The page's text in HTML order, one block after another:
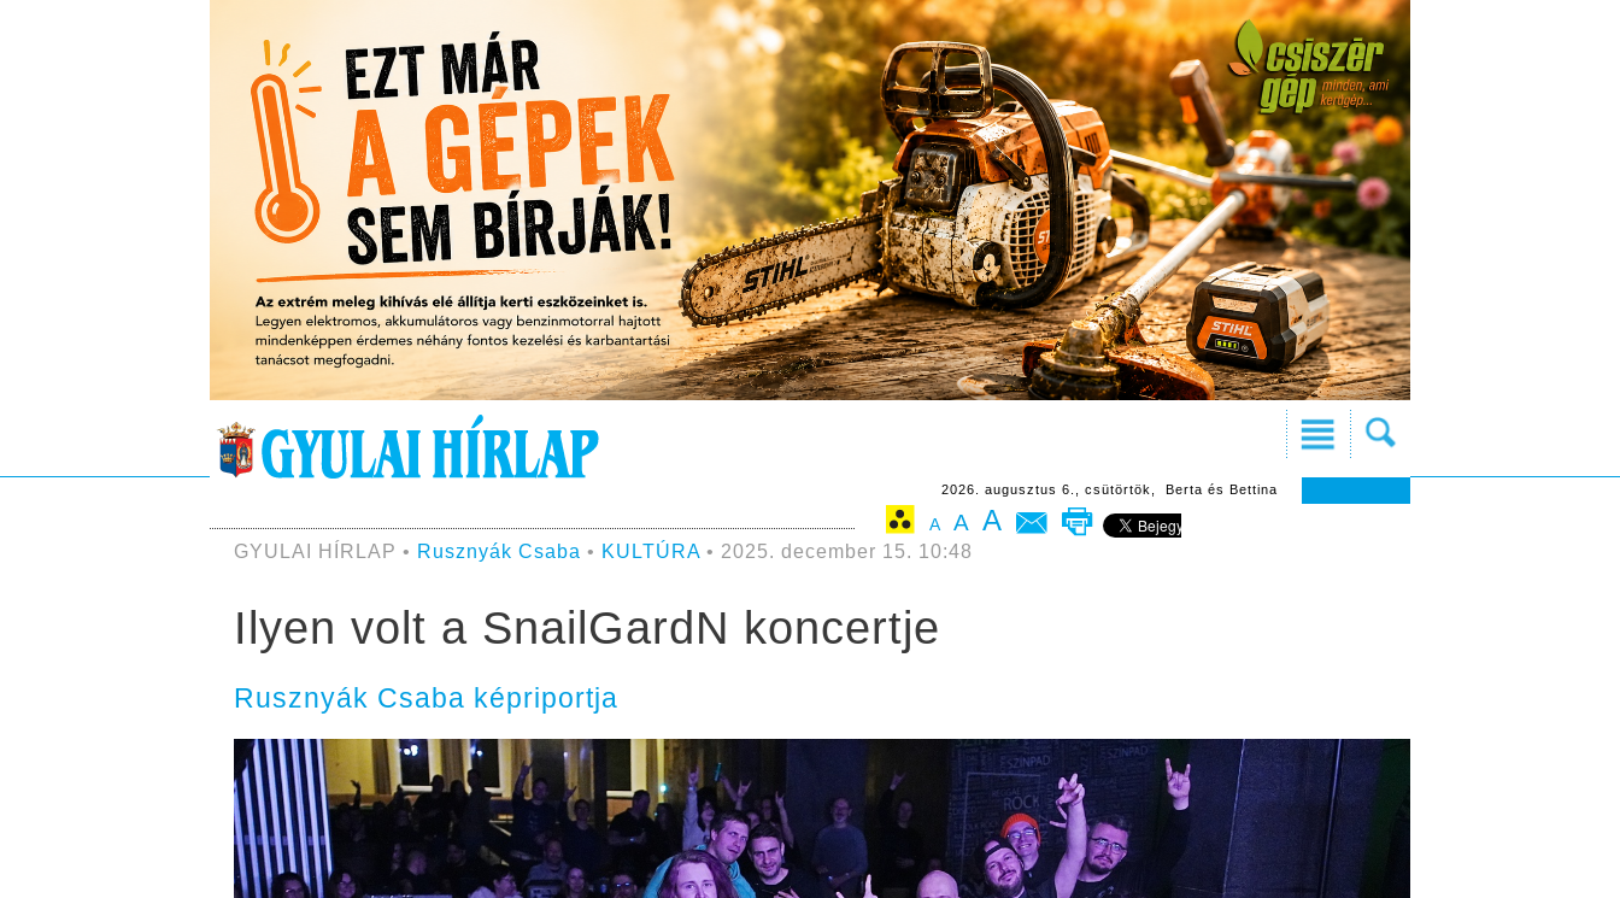
2026. augusztus 6., csütörtök, Berta és Bettina
A A A
GYULAI HÍRLAP • Rusznyák Csaba • KULTÚRA• 2025. december 15. 10:48
Ilyen volt a SnailGardN koncertje
Rusznyák Csaba képriportja